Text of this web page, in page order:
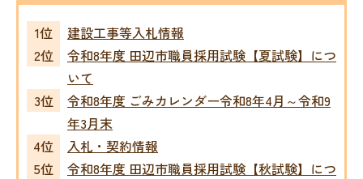
建設工事等入札情報
令和8年度 田辺市職員採用試験【夏試験】につ
いて
令和8年度 ごみカレンダー令和8年4月～令和9
年3月末
入札・契約情報
令和8年度 田辺市職員採用試験【秋試験】につ